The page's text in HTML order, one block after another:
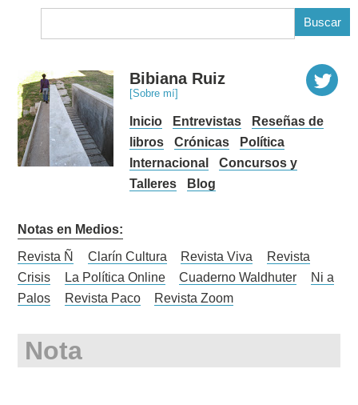
Bibiana Ruiz
[Sobre mí]
Inicio Entrevistas
Reseñas de
libros
Crónicas
Política
Internacional
Concursos y
Talleres
Blog
Notas en Medios:
Revista Ñ
Clarín Cultura Revista Viva
Revista
Crisis
La Política Online Cuaderno Waldhuter
Ni a
Palos
Revista Paco Revista Zoom
Nota